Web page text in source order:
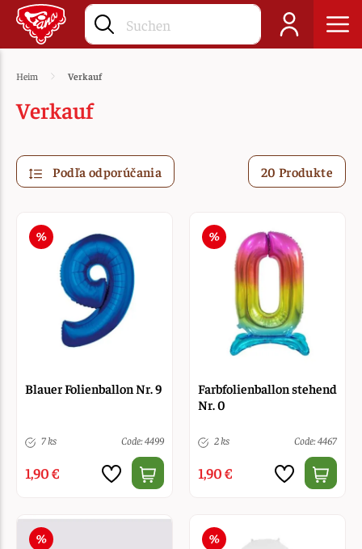
Heim Verkauf
Verkauf
Podľa odporúčania 20 Produkte
Blauer Folienballon Nr. 9
7 ks Code: 4499
1,90 €
Farbfolienballon stehend
Nr. 0
2 ks Code: 4467
1,90 €